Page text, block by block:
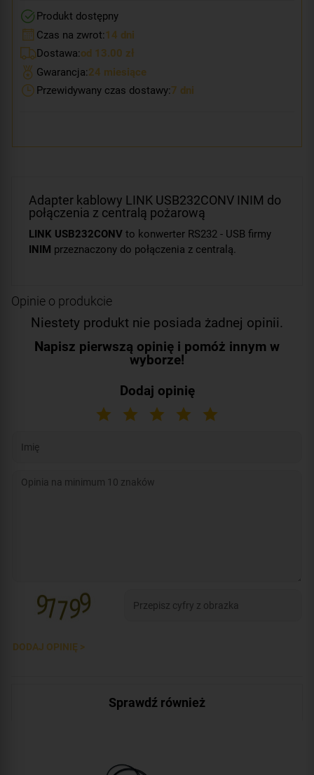
Produkt dostępny
Czas na zwrot:14 dni
Dostawa:od 13.00 zł
Gwarancja:24 miesiące
Przewidywany czas dostawy:7 dni
Adapter kablowy LINK USB232CONV INIM do
połączenia z centralą pożarową
LINK USB232CONV to konwerter RS232 - USB firmy
INIM przeznaczony do połączenia z centralą.
Opinie o produkcie
Niestety produkt nie posiada żadnej opinii.
Napisz pierwszą opinię i pomóż innym w
wyborze!
Dodaj opinię
DODAJ OPINIĘ >
Sprawdź również